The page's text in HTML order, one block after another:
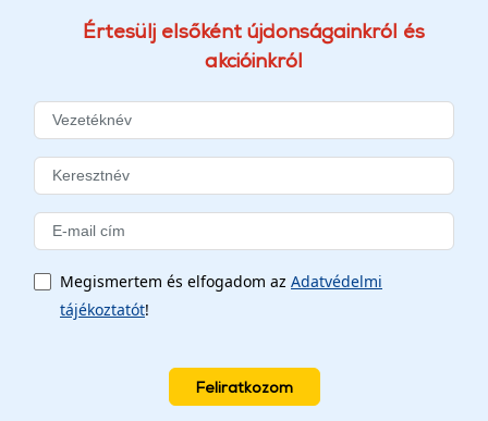
Értesülj elsőként újdonságainkról és
akcióinkról
Megismertem és elfogadom az Adatvédelmi
tájékoztatót!
Feliratkozom